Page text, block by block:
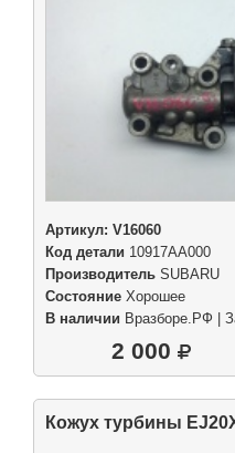
Артикул: V16060
Код детали 10917AA000
Производитель SUBARU
Состояние Хорошее
В наличии Вразборе.РФ |
2 000
Кожух турбины